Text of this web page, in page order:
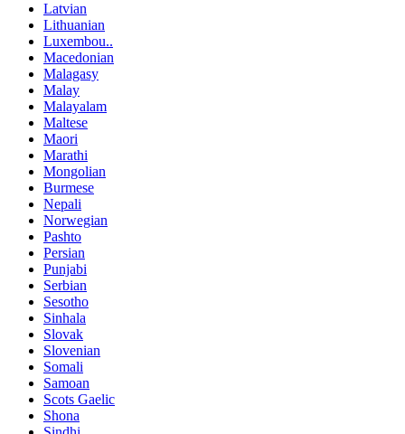
Latvian
Lithuanian
Luxembou..
Macedonian
Malagasy
Malay
Malayalam
Maltese
Maori
Marathi
Mongolian
Burmese
Nepali
Norwegian
Pashto
Persian
Punjabi
Serbian
Sesotho
Sinhala
Slovak
Slovenian
Somali
Samoan
Scots Gaelic
Shona